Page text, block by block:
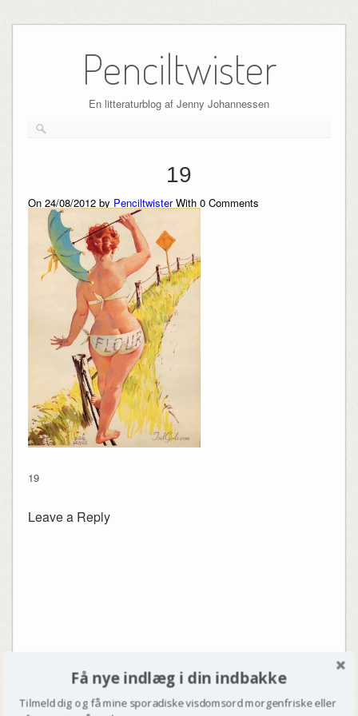
Penciltwister
En litteraturblog af Jenny Johannessen
19
On 24/08/2012 by PenciltwisterWith 0Comments
19
Leave a Reply
Få nye indlæg i din indbakke
Tilmeld dig og få mine sporadiske visdomsord morgenfriske eller